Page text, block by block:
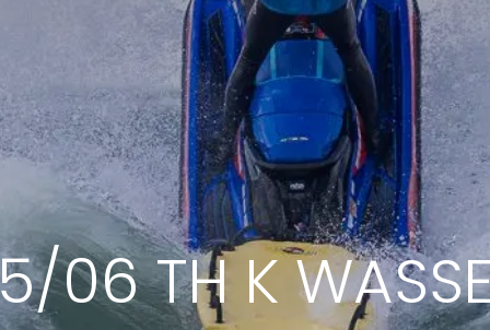
06 TH K